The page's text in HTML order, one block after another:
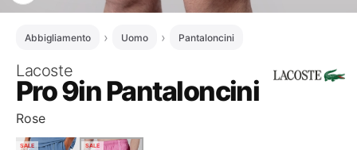
Abbigliamento Uomo Pantaloncini
Lacoste
Pro 9in Pantaloncini
Rose
SALE SALE